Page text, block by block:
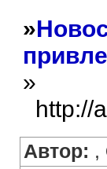
»
»
http://
Автор: ,